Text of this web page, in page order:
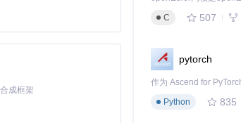
成框架
C
507
pytorch
Python
835